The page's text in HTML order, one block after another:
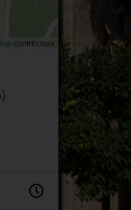
contributors